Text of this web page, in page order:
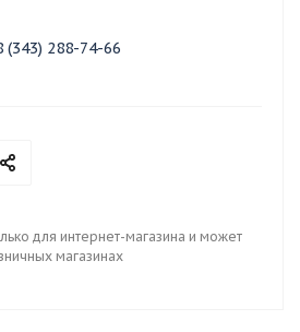
(343) 288-74-66
для интернет-магазина и может
магазинах